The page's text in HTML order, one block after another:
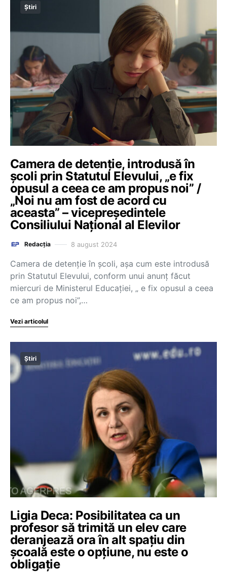
Știri
Camera de detenție, introdusă în
școli prin Statutul Elevului, „e fix
opusul a ceea ce am propus noi” /
„Noi nu am fost de acord cu
aceasta” – vicepreședintele
Consiliului Național al Elevilor
Redacția 8 august 2024
Camera de detenție în școli, așa cum este introdusă
prin Statutul Elevului, conform unui anunț făcut
miercuri de Ministerul Educației, „ e fix opusul a ceea
ce am propus noi”,…
Vezi articolul
Știri
Ligia Deca: Posibilitatea ca un
profesor să trimită un elev care
deranjează ora în alt spațiu din
școală este o opțiune, nu este o
obligație